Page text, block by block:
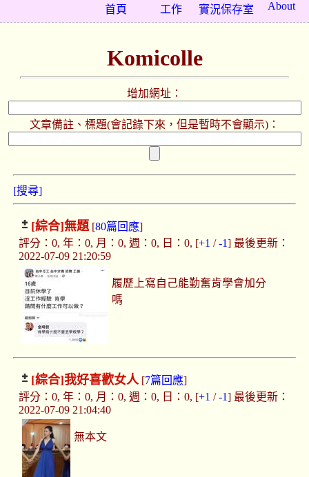
About
實況保存室
工作
首頁
Komicolle
增加網址：
文章備註、標題(會記錄下來，但是暫時不會顯示)：
[搜尋]
[綜合]無題[80篇回應]
評分：0, 年：0, 月：0, 週：0, 日：0, [+1 /-1] 最後更新：
2022-07-09 21:20:59
履歷上寫自己能勤奮肯學會加分
嗎
[綜合]我好喜歡女人[7篇回應]
評分：0, 年：0, 月：0, 週：0, 日：0, [+1 /-1] 最後更新：
2022-07-09 21:04:40
無本文